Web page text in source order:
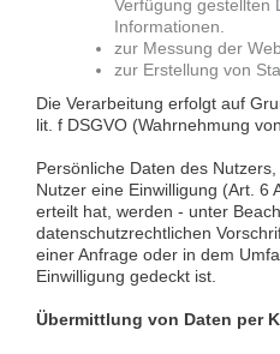
Verfügung gestellten
Informationen.
zur Messung der
zur Erstellung von
Die Verarbeitung erfolgt auf
lit. f DSGVO (Wahrnehmung
Persönliche Daten des
Nutzer eine Einwilligung (Art. 6
erteilt hat, werden - unter
datenschutzrechtlichen
einer Anfrage oder in dem
Einwilligung gedeckt ist.
Übermittlung von Daten per